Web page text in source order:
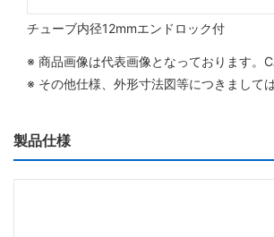
チューブ内径12mmエンドロック付
※ 商品画像は代表画像となっております。
※ その他仕様、外形寸法図等につきまして
製品仕様